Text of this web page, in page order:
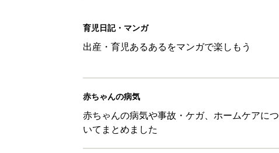
育児日記・マンガ
出産・育児あるあるをマンガで楽しもう
赤ちゃんの病気
赤ちゃんの病気や事故・ケガ、ホームケアにつ
いてまとめました